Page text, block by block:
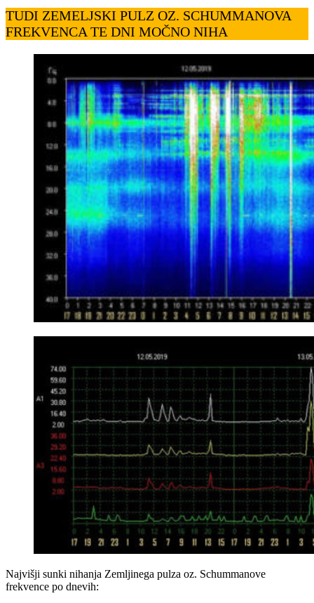
TUDI ZEMELJSKI PULZ OZ. SCHUMMANOVA
FREKVENCA TE DNI MOČNO NIHA
Najvišji sunki nihanja Zemljinega pulza oz. Schummanove
frekvence po dnevih: